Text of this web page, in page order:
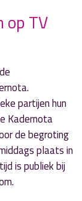
kan
op TV
partijen hun
Kadernota
de begroting
plaats in
is publiek bij